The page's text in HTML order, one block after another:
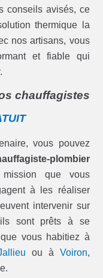
conseils avisés, ce
thermique la
nos artisans, vous
et fiable qui
chauffagistes
vous pouvez
plombier
que vous
à les réaliser
intervenir sur
ils sont prêts à se
vous habitiez à
ou à Voiron,